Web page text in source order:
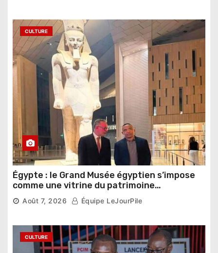
CULTURE
Égypte : le Grand Musée égyptien s’impose
comme une vitrine du patrimoine
pharaonique auprès des dirigeants
étrangers
Août 7, 2026 Équipe LeJourPile
CULTURE